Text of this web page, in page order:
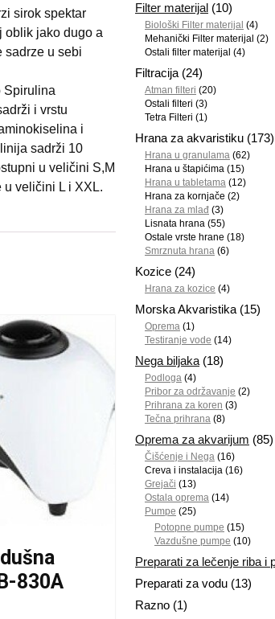
sirok spektar
oblik jako dugo a
sadrze u sebi
Spirulina
i vrstu
i
sadrži 10
u veličini S,M
veličini L i XXL.
830A
Filter materijal (10)
Biološki Filter materijal (4)
Mehanički Filter materijal (2)
Ostali filter materijal (4)
Filtracija (24)
Atman filteri (20)
Ostali filteri (3)
Tetra Filteri (1)
Hrana za akvaristiku (173)
Hrana u granulama (62)
Hrana u štapićima (15)
Hrana u tabletama (12)
Hrana za kornjače (2)
Hrana za mlađ (3)
Lisnata hrana (55)
Ostale vrste hrane (18)
Smrznuta hrana (6)
Kozice (24)
Hrana za kozice (4)
Morska Akvaristika (15)
Oprema (1)
Testiranje vode (14)
Nega biljaka (18)
Podloga (4)
Pribor za održavanje (2)
Prihrana za koren (3)
Tečna prihrana (8)
Oprema za akvarijum (85)
Čišćenje i Nega (16)
Creva i instalacija (16)
Grejači (13)
Ostala oprema (14)
Pumpe (25)
Potopne pumpe (15)
Vazdušne pumpe (10)
Preparati za lečenje riba i
Preparati za vodu (13)
Razno (1)